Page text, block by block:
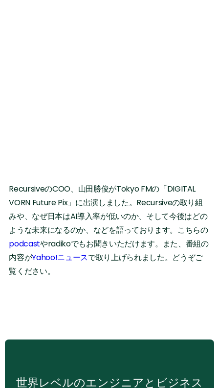
RecursiveのCOO、山田勝俊がTokyo FMの「DIGITAL
VORN Future Pix」に出演しました。Recursiveの取り組
みや、なぜ日本はAI導入率が低いのか、そして今後はどの
ような未来になるのか、などを語っております。こちらの
podcastやradikoでもお聞きいただけます。また、番組の
内容がYahoo!ニュースで取り上げられました。どうぞご
覧ください。
‍世界レベルのエンジニアとビジネス